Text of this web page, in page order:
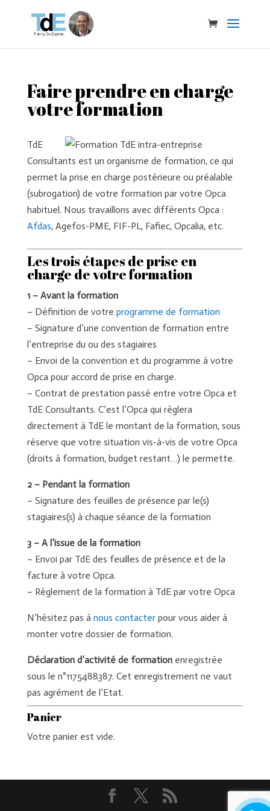
Faire prendre en charge
votre formation
TdE
Consultants est un organisme de formation, ce qui
permet la prise en charge postérieure ou préalable
(subrogation) de votre formation par votre Opca
habituel. Nous travaillons avec différents Opca :
Afdas, Agefos-PME, FIF-PL, Fafiec, Opcalia, etc.
Les trois étapes de prise en
charge de votre formation
1 – Avant la formation
– Définition de votre programme de formation
– Signature d’une convention de formation entre
l’entreprise du ou des stagiaires
– Envoi de la convention et du programme à votre
Opca pour accord de prise en charge.
– Contrat de prestation passé entre votre Opca et
TdE Consultants. C’est l’Opca qui règlera
directement à TdE le montant de la formation, sous
réserve que votre situation vis-à-vis de votre Opca
(droits à formation, budget restant…) le permette.
2 – Pendant la formation
– Signature des feuilles de présence par le(s)
stagiaires(s) à chaque séance de la formation
3 – A l’issue de la formation
– Envoi par TdE des feuilles de présence et de la
facture à votre Opca.
– Règlement de la formation à TdE par votre Opca
N’hésitez pas à nous contacterpour vous aider à
monter votre dossier de formation.
Déclaration d’activité de formationenregistrée
sous le n°1175488387. Cet enregistrement ne vaut
pas agrément de l’Etat.
Panier
Votre panier est vide.